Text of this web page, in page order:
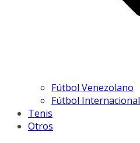
Fútbol Venezolano
Fútbol Internacional
Tenis
Otros